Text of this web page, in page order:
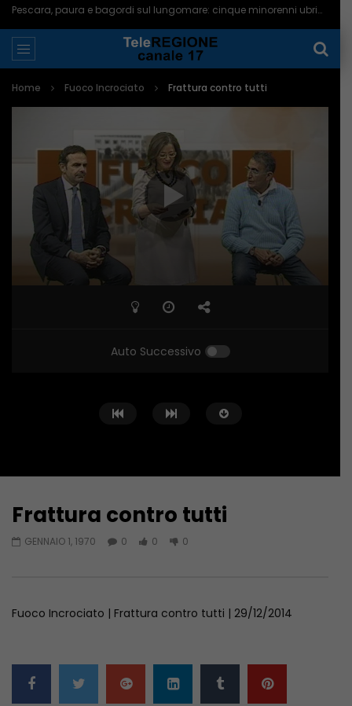
Pescara, paura e bagordi sul lungomare: cinque minorenni ubriachi in ospedale – 05/08/2026
Home Fuoco Incrociato Frattura contro tutti
Auto Successivo
Frattura contro tutti
GENNAIO 1, 1970 0 0 0
Fuoco Incrociato | Frattura contro tutti | 29/12/2014